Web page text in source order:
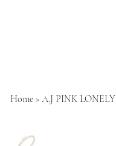
Home > A.J PINK LONELY